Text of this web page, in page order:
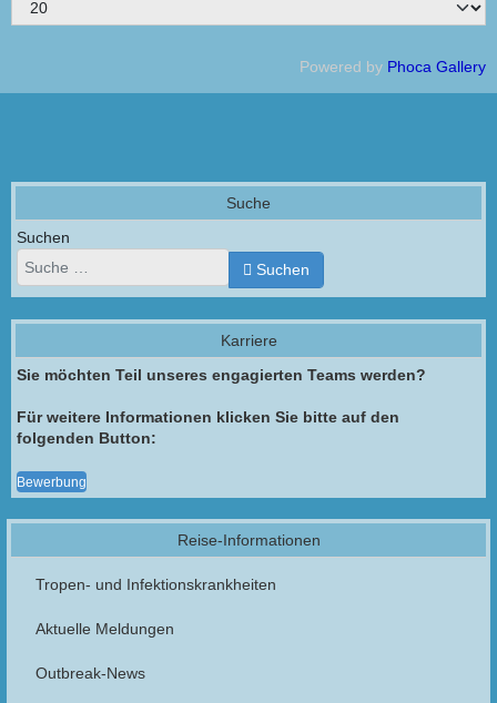
Powered by Phoca Gallery
Suche
Suchen
Suchen
Karriere
Sie möchten Teil unseres engagierten Teams werden?
Für weitere Informationen klicken Sie bitte auf den
folgenden Button:
Bewerbung
Reise-Informationen
Tropen- und Infektionskrankheiten
Aktuelle Meldungen
Outbreak-News